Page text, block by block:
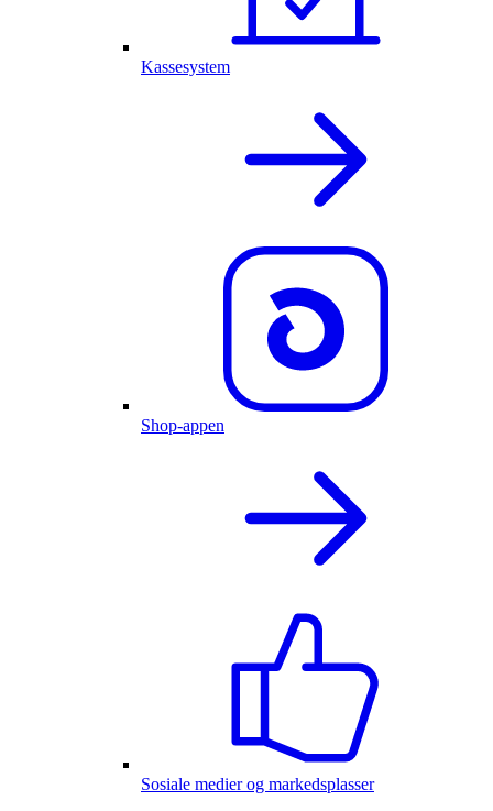
Kassesystem
Shop-appen
Sosiale medier og markedsplasser